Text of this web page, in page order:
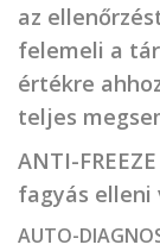
az
felemeli a
értékre
teljes
ANTI-
fagyás elleni
AUTO-